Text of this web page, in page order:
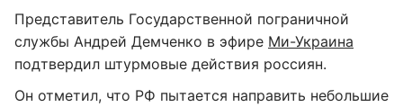
Представитель Государственной пограничной
службы Андрей Демченко в эфире Ми-Украина
подтвердил штурмовые действия россиян.
Он отметил, что РФ пытается направить небольшие